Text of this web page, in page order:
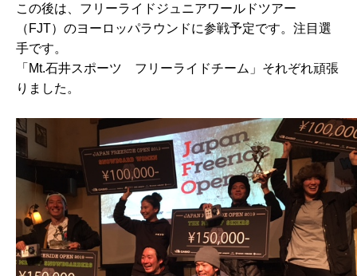
この後は、フリーライドジュニアワールドツアー
（FJT）のヨーロッパラウンドに参戦予定です。注目選
手です。
「Mt.石井スポーツ フリーライドチーム」それぞれ頑張
りました。